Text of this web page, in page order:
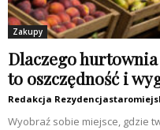
Zakupy
Dlaczego
to oszczędność i
Redakcja
Wyobraź sobie miejsce, gdzie